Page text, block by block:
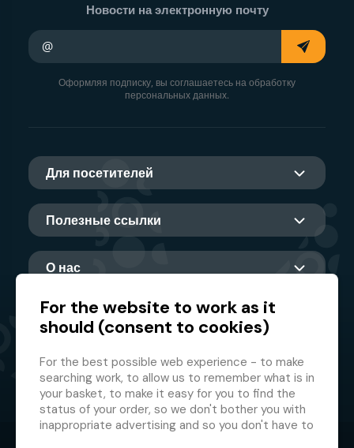
Новости на электронную почту
Оформляя подписку, вы соглашаетесь на обработку
персональных данных.
Для посетителей
Полезные ссылки
О нас
Главный партнер
For the website to work as it
should (consent to cookies)
For the best possible web experience - to make
searching work, to allow us to remember what is in
your basket, to make it easy for you to find the
status of your order, so we don't bother you with
inappropriate advertising and so you don't have to